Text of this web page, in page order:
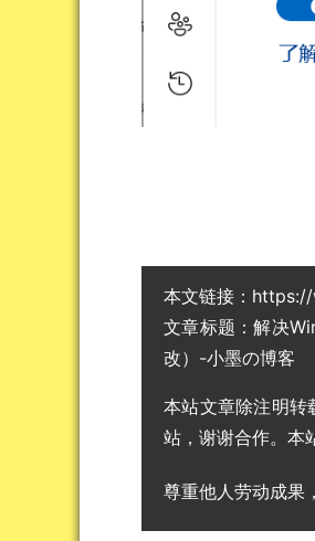
本文链接：
文章标题：解决
改）-小墨の博客
本站文章除注明转
站，谢谢合作。
尊重他人劳动成果